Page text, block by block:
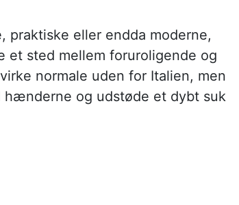
praktiske eller endda moderne,
et sted mellem foruroligende og
normale uden for Italien, men
og udstøde et dybt suk